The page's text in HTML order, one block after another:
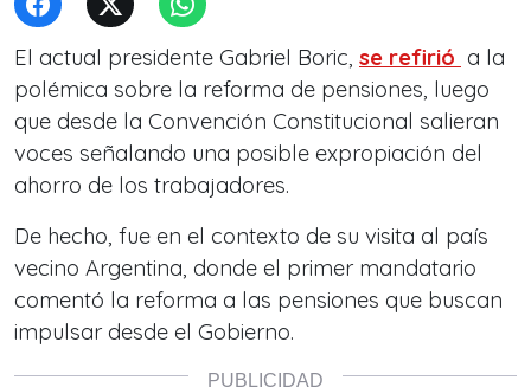
El actual presidente Gabriel Boric, se refirió a la
polémica sobre la reforma de pensiones, luego
que desde la Convención Constitucional salieran
voces señalando una posible expropiación del
ahorro de los trabajadores.
De hecho, fue en el contexto de su visita al país
vecino Argentina, donde el primer mandatario
comentó la reforma a las pensiones que buscan
impulsar desde el Gobierno.